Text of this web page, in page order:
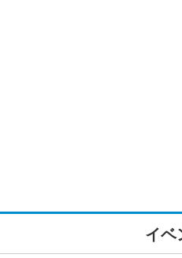
イベ